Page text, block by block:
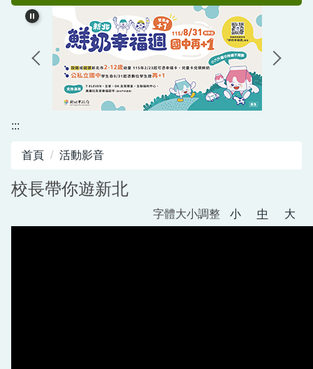
認識竹中
行政處室
家長會
媒體報導專區
正常教學專區
教務相關專區
:::
首頁 活動影音
校長帶你遊新北
字體大小調整 小 中 大